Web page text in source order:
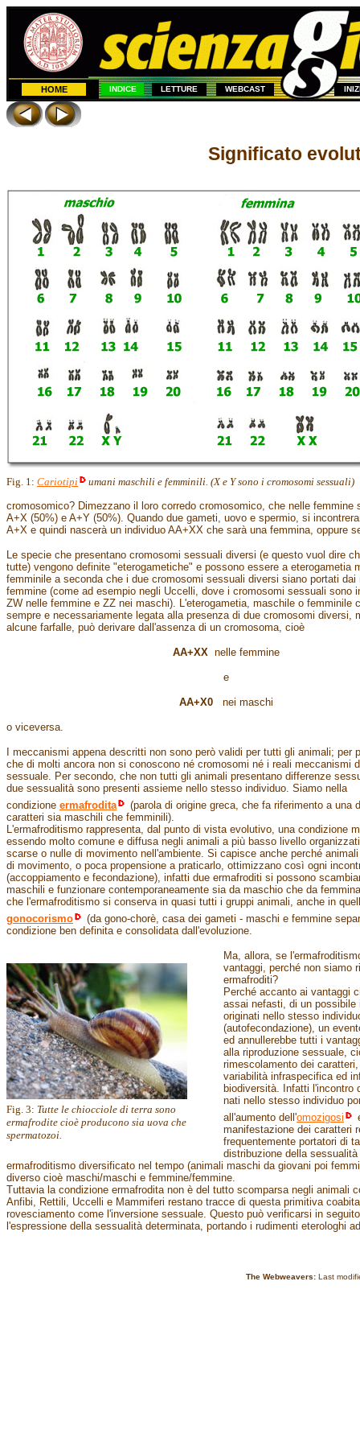
HOME INDICE LETTURE WEBCAST
Significato
Fig. 1: Cariotipi
umani maschili e femminili. (X e Y sono i cromosomi sessuali)
cromosomico? Dimezzano il loro corredo cromosomico, che nelle
A+X (50%) e A+Y (50%). Quando due gameti, uovo e spermio, si
A+X e quindi nascerà un individuo AA+XX che sarà una femmina, oppure
Le specie che presentano cromosomi sessuali diversi (e questo vuol dire
tutte) vengono definite "eterogametiche" e possono essere a eterogametia
femminile a seconda che i due cromosomi sessuali diversi siano portati dai
femmine (come ad esempio negli Uccelli, dove i cromosomi sessuali sono
ZW nelle femmine e ZZ nei maschi). L'eterogametia, maschile o femminile
sempre e necessariamente legata alla presenza di due cromosomi diversi,
alcune farfalle, può derivare dall'assenza di un cromosoma, cioè
AA+XX nelle femmine
e
AA+X0 nei maschi
o viceversa.
I meccanismi appena descritti non sono però validi per tutti gli animali; per
che di molti ancora non si conoscono né cromosomi né i reali meccanismi
sessuale. Per secondo, che non tutti gli animali presentano differenze
due sessualità sono presenti assieme nello stesso individuo. Siamo nella
condizione ermafrodita
(parola di origine greca, che fa riferimento a una
caratteri sia maschili che femminili).
L'ermafroditismo rappresenta, dal punto di vista evolutivo, una condizione
essendo molto comune e diffusa negli animali a più basso livello
scarse o nulle di movimento nell'ambiente. Si capisce anche perché
di movimento, o poca propensione a praticarlo, ottimizzano così ogni
(accoppiamento e fecondazione), infatti due ermafroditi si possono
maschili e funzionare contemporaneamente sia da maschio che da
che l'ermafroditismo si conserva in quasi tutti i gruppi animali, anche in
gonocorismo
(da gono-chorè, casa dei gameti - maschi e femmine
condizione ben definita e consolidata dall'evoluzione.
Fig. 3: Tutte le chiocciole di terra sono
ermafrodite cioè producono sia uova che
spermatozoi.
Ma, allora, se
vantaggi, perché non siamo
ermafroditi?
Perché accanto ai vantaggi
assai nefasti, di un possibile
originati nello stesso
(autofecondazione), un
ed annullerebbe tutti i
alla riproduzione sessuale,
rimescolamento dei
variabilità infraspecifica ed
biodiversità. Infatti l'incontro
nati nello stesso individuo
all'aumento dell'omozigosi
manifestazione dei caratteri
frequentemente portatori di
distribuzione della
ermafroditismo diversificato nel tempo (animali maschi da giovani poi
diverso cioè maschi/maschi e femmine/femmine.
Tuttavia la condizione ermafrodita non è del tutto scomparsa negli
Anfibi, Rettili, Uccelli e Mammiferi restano tracce di questa primitiva
rovesciamento come l'inversione sessuale. Questo può verificarsi in
l'espressione della sessualità determinata, portando i rudimenti eterologhi
The Webweavers: Last